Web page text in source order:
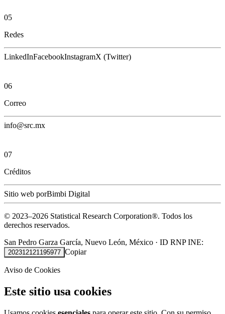
05
Redes
LinkedInFacebookInstagramX (Twitter)
06
Correo
info@src.mx
07
Créditos
Sitio web porBimbi Digital
© 2023–2026 Statistical Research Corporation®. Todos los
derechos reservados.
San Pedro Garza García, Nuevo León, México · ID RNP INE:
202312121195977 Copiar
Aviso de Cookies
Este sitio usa cookies